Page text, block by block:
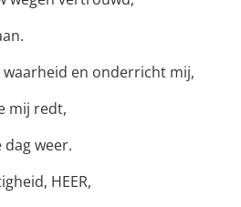
waarheid en onderricht mij,
mij redt,
weer.
HEER,